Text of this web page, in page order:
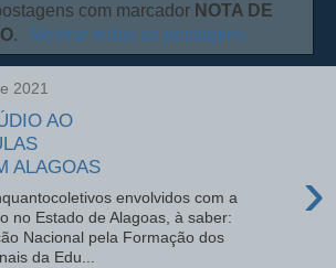
com marcador NOTA DE
. Mostrar todas as postagens
2021
AO
ALAGOAS
›
envolvidos com a
no Estado de Alagoas, à saber:
Nacional pela Formação dos
da Edu...